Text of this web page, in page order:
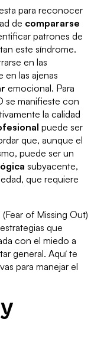
para reconocer
de compararse
patrones de
este síndrome.
en las
en las ajenas
emocional. Para
se manifieste con
la calidad
puede ser
que, aunque el
puede ser un
subyacente,
que requiere
of Missing Out)
que
con el miedo a
general. Aquí te
para manejar el